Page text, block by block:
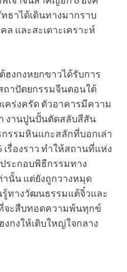
ธาได้เดินทางมากราบ
ล และสะเดาะเคราะห์
ฮงกงหยกขาวได้รับการ
าปัตยกรรมจีนตอนใต้
คร่งครัด ตัวอาคารมีความ
งานปูนปั้นตัดสลับสีสัน
รรมหินแกะสลักที่บอกเล่า
เรื่องราว ทำให้สถานที่แห่ง
ระกอบพิธีกรรมทาง
นั้น แต่ยังถูกวางหมุด
รู้ทางวัฒนธรรมแต้จิ๋วและ
จะสืบทอดความพ้นทุกข์
กงให้เติบใหญ่ใจกลาง